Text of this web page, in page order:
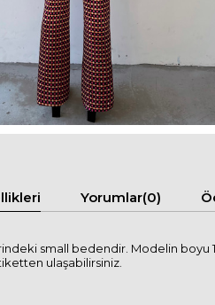
Yorumlar(0)
small bedendir. Modelin boyu
ulaşabilirsiniz.